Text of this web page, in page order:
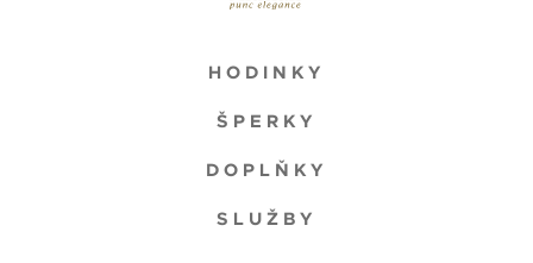
HODINKY
ŠPERKY
DOPLŇKY
SLUŽBY